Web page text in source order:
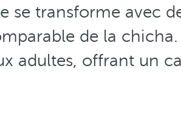
se transforme avec
de la
adultes, offrant un